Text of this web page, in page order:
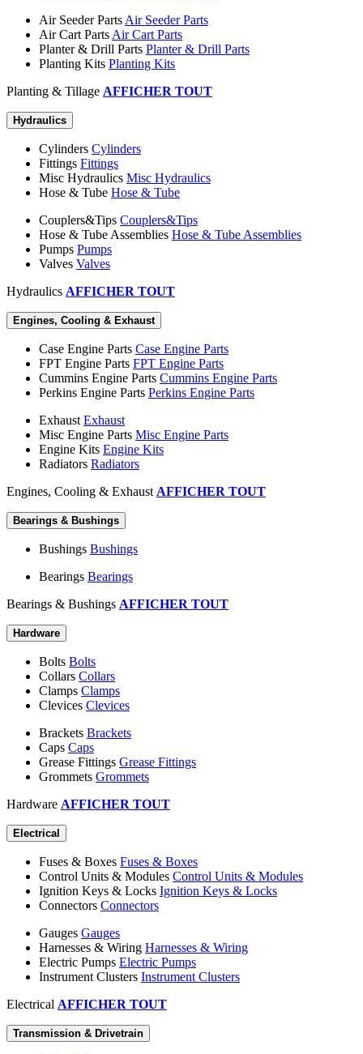
Air Seeder Parts Air Seeder Parts
Air Cart Parts Air Cart Parts
Planter & Drill Parts Planter & Drill Parts
Planting Kits Planting Kits
Planting & Tillage AFFICHER TOUT
Hydraulics
Cylinders Cylinders
Fittings Fittings
Misc Hydraulics Misc Hydraulics
Hose & Tube Hose & Tube
Couplers&Tips Couplers&Tips
Hose & Tube Assemblies Hose & Tube Assemblies
Pumps Pumps
Valves Valves
Hydraulics AFFICHER TOUT
Engines, Cooling & Exhaust
Case Engine Parts Case Engine Parts
FPT Engine Parts FPT Engine Parts
Cummins Engine Parts Cummins Engine Parts
Perkins Engine Parts Perkins Engine Parts
Exhaust Exhaust
Misc Engine Parts Misc Engine Parts
Engine Kits Engine Kits
Radiators Radiators
Engines, Cooling & Exhaust AFFICHER TOUT
Bearings & Bushings
Bushings Bushings
Bearings Bearings
Bearings & Bushings AFFICHER TOUT
Hardware
Bolts Bolts
Collars Collars
Clamps Clamps
Clevices Clevices
Brackets Brackets
Caps Caps
Grease Fittings Grease Fittings
Grommets Grommets
Hardware AFFICHER TOUT
Electrical
Fuses & Boxes Fuses & Boxes
Control Units & Modules Control Units & Modules
Ignition Keys & Locks Ignition Keys & Locks
Connectors Connectors
Gauges Gauges
Harnesses & Wiring Harnesses & Wiring
Electric Pumps Electric Pumps
Instrument Clusters Instrument Clusters
Electrical AFFICHER TOUT
Transmission & Drivetrain